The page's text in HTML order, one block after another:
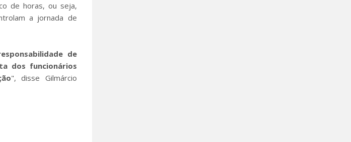
de horas, ou seja,
a jornada de
de
dos funcionários
", disse Gilmárcio